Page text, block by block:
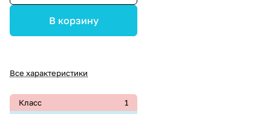
В корзину
Все характеристики
Класс
1